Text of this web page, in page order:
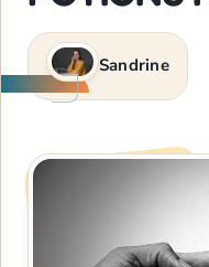
Sandrine